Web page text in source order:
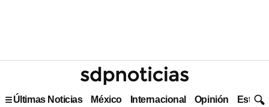
Últimas Noticias México Internacional Opinión Estilo